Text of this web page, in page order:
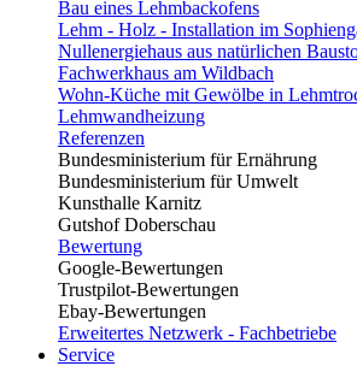
Bau eines Lehmbackofens
Lehm - Holz - Installation im
Nullenergiehaus aus natürlichen
Fachwerkhaus am Wildbach
Wohn-Küche mit Gewölbe in
Lehmwandheizung
Referenzen
Bundesministerium für Ernährung
Bundesministerium für Umwelt
Kunsthalle Karnitz
Gutshof Doberschau
Bewertung
Google-Bewertungen
Trustpilot-Bewertungen
Ebay-Bewertungen
Erweitertes Netzwerk - Fachbetriebe
Service